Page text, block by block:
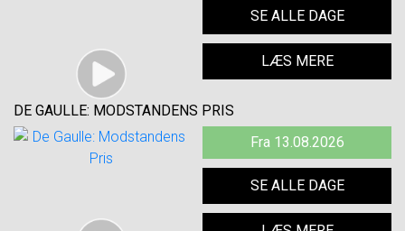
SE ALLE DAGE
LÆS MERE
DE GAULLE: MODSTANDENS PRIS
Fra 13.08.2026
SE ALLE DAGE